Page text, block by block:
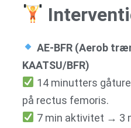
AE-BFR (Aerob
KAATSU/BFR)
14 minutters
på rectus femoris.
7 min aktivitet → 3